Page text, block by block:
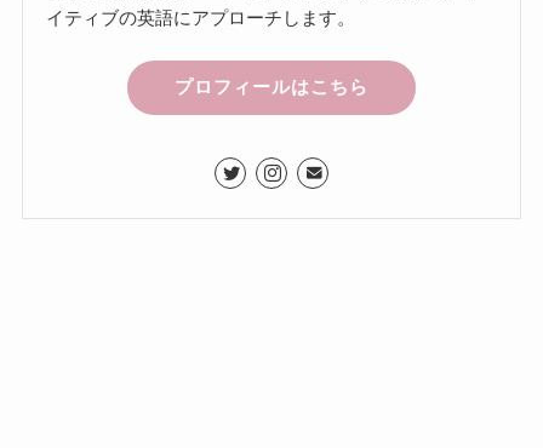
イティブの英語にアプローチします。
プロフィールはこちら